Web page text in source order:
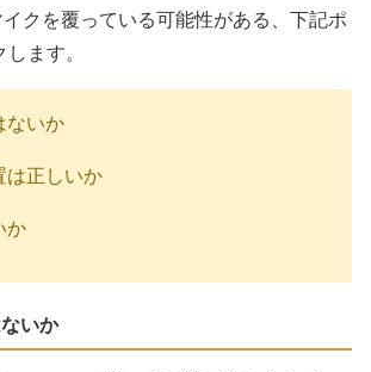
クを覆っている可能性がある、下記ポ
ます。
ないか
は正しいか
か
いか